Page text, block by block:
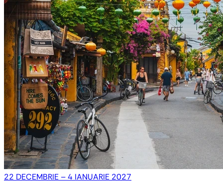
22 DECEMBRIE – 4 IANUARIE 2027